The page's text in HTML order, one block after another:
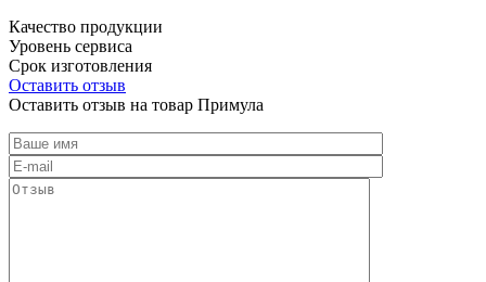
Качество продукции
Уровень сервиса
Срок изготовления
Оставить отзыв
Оставить отзыв на товар Примула